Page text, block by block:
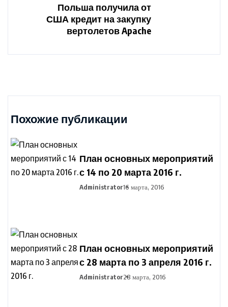
Польша получила от
США кредит на закупку
вертолетов Apache
Похожие публикации
План основных мероприятий
с 14 по 20 марта 2016 г.
Administrator16 марта, 2016
План основных мероприятий
с 28 марта по 3 апреля 2016 г.
Administrator28 марта, 2016